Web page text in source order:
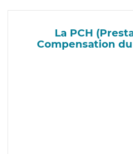
La PCH
Compensation